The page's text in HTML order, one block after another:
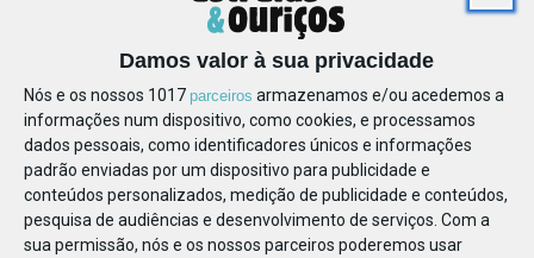
Damos valor à sua privacidade
Nós e os nossos 1017 parceiros armazenamos e/ou acedemos a
informações num dispositivo, como cookies, e processamos
dados pessoais, como identificadores únicos e informações
padrão enviadas por um dispositivo para publicidade e
conteúdos personalizados, medição de publicidade e conteúdos,
pesquisa de audiências e desenvolvimento de serviços. Com a
sua permissão, nós e os nossos parceiros poderemos usar